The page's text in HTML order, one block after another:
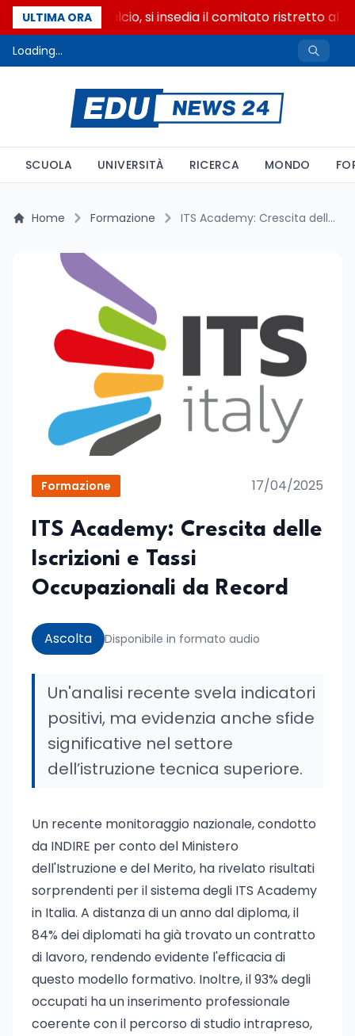
ULTIMA ORA
Riforma del calcio, si insedia il comitato ristretto al
Loading...
SCUOLA UNIVERSITÀ RICERCA MONDO
Home Formazione ITS Academy: Crescita delle Iscrizioni e Tassi Occupazionali da Record
Formazione 17/04/2025
ITS Academy: Crescita delle
Iscrizioni e Tassi
Occupazionali da Record
Ascolta Disponibile in formato audio
Un'analisi recente svela indicatori
positivi, ma evidenzia anche sfide
significative nel settore
dell’istruzione tecnica superiore.
Un recente monitoraggio nazionale, condotto
da INDIRE per conto del Ministero
dell'Istruzione e del Merito, ha rivelato risultati
sorprendenti per il sistema degli ITS Academy
in Italia. A distanza di un anno dal diploma, il
84% dei diplomati ha già trovato un contratto
di lavoro, rendendo evidente l'efficacia di
questo modello formativo. Inoltre, il 93% degli
occupati ha un inserimento professionale
coerente con il percorso di studio intrapreso,